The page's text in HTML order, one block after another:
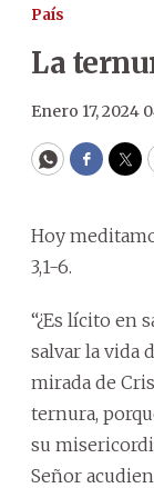
País
La
Enero 17, 2024
WhatsApp
Hoy
3,1-6.
“¿Es lícito en
salvar la vida
mirada de
ternura,
su
Señor